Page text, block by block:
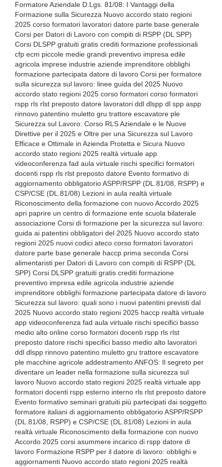
Formatore Aziendale D.Lgs. 81/08: I Vantaggi della
Formazione sulla Sicurezza Nuovo accordo stato regioni
2025 corso formatori lavoratori datore parte base generale
Corsi per Datori di Lavoro con compiti di RSPP (DL SPP)
Corsi DLSPP gratuiti gratis crediti formazione professionali
cfp ecm piccole medie grandi preventivo impresa edile
agricola imprese industrie aziende imprenditore obblighi
formazione partecipata datore di lavoro Corsi per formatore
sulla sicurezza sul lavoro: linee guida del 2025 Nuovo
accordo stato regioni 2025 corso formatori corso formatori
rspp rls rlst preposto datore lavoratori ddl dlspp dl spp aspp
rinnovo patentino muletto gru trattore escavatore ple
Sicurezza sul Lavoro: Corso RLS Aziendale e le Nuove
Direttive per il 2025 e Oltre per una Sicurezza sul Lavoro
Efficace e Ottimale in Azienda Protetta e Sicura Nuovo
accordo stato regioni 2025 realtà virtuale app
videoconferenza fad aula virtuale rischi specifici formatori
docenti rspp rls rlst preposto datore Evento formativo di
aggiornamento obbligatorio ASPP/RSPP (DL.81/08, RSPP) e
CSP/CSE (DL.81/08) Lezioni in aula realtà virtuale
Riconoscimento della formazione con nuovo Accordo 2025
apri paprire un centro di formazione ente scuola bilaterale
associazione Corsi di formazione per la sicurezza sul lavoro:
guida ai patentini obbligatori del 2025 Nuovo accordo stato
regioni 2025 nuovi codici ateco corso formatori lavoratori
datore parte base generale haccp prima seconda Corsi
alimentaristi per Datori di Lavoro con compiti di RSPP (DL
SPP) Corsi DLSPP gratuiti gratis crediti formazione
preventivo impresa edile agricola industrie aziende
imprenditore obblighi formazione partecipata datore di lavoro
Sicurezza sul lavoro: quali sono i nuovi patentini previsti dal
2025 Nuovo accordo stato regioni 2025 haccp realtà virtuale
app videoconferenza fad aula virtuale rischi specifici basso
medio alto online corso formatori docenti rspp rls rlst
preposto datore rischi specifici basso medio alto lavoratori
ddl dlspp rinnovo patentino muletto gru trattore escavatore
ple macchine agricole addestramento ANFOS: Il segreto per
diventare un leader nella formazione sulla sicurezza sul
lavoro Nuovo accordo stato regioni 2025 realtà virtuale app
formatori docenti rspp esterno interno rls rlst preposto datore
Evento formativo seminari gratuiti più partecipati dai soggetto
formatore italiani di aggiornamento obbligatorio ASPP/RSPP
(DL.81/08, RSPP) e CSP/CSE (DL.81/08) Lezioni in aula
realtà virtuale Riconoscimento della formazione con nuovo
Accordo 2025 corsi asummere incarico di rspp datore di
lavoro Formazione RSPP per il datore di lavoro: obblighi e
aggiornamenti Nuovo accordo stato regioni 2025 realtà